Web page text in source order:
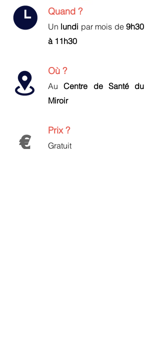
Quand ?
Un lundi par mois de9h30
à 11h30
Où ?
AuCentre de Santé du
Miroir
Prix ?
Gratuit
€